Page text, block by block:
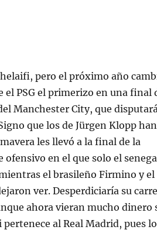
pero el próximo año
el PSG el primerizo en una final
Manchester City, que
que los de Jürgen Klopp han
les llevó a la final de la
en el que solo el
el brasileño Firmino y el
ver. Desperdiciaría su
ahora vieran mucho dinero
al Real Madrid, pues